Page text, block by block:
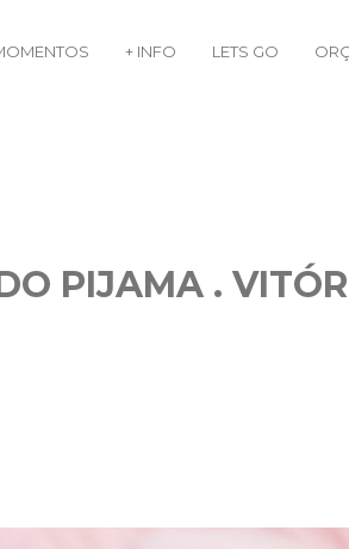
+ INFO LETS GO
PIJAMA .